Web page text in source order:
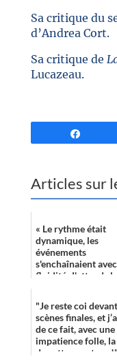
Sa critique du
d’Andrea Cort.
Sa critique de
Lucazeau.
Articles sur
« Le rythme était
dynamique, les
événements
s'enchaînaient avec
fluidité. J'attends le
»
"Je reste coi
scènes finales, et
de ce fait, avec une
impatience folle,
de cette aventure !"